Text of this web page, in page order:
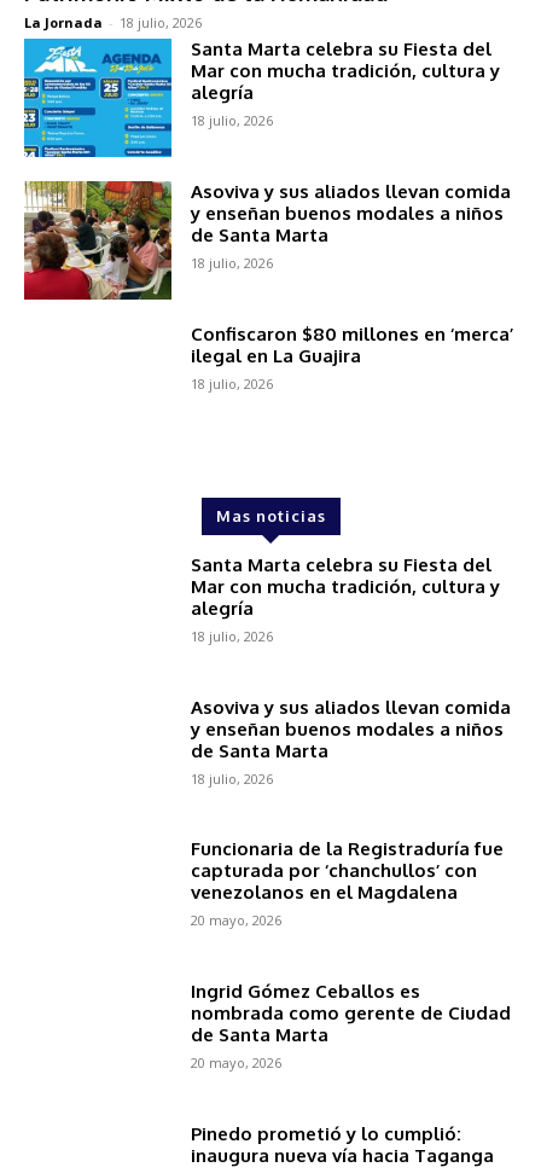
La Jornada - 18 julio, 2026
Santa Marta celebra su Fiesta del
Mar con mucha tradición, cultura y
alegría
18 julio, 2026
Asoviva y sus aliados llevan comida
y enseñan buenos modales a niños
de Santa Marta
18 julio, 2026
Confiscaron $80 millones en ‘merca’
ilegal en La Guajira
18 julio, 2026
Mas noticias
Santa Marta celebra su Fiesta del
Mar con mucha tradición, cultura y
alegría
18 julio, 2026
Asoviva y sus aliados llevan comida
y enseñan buenos modales a niños
de Santa Marta
18 julio, 2026
Funcionaria de la Registraduría fue
capturada por ‘chanchullos’ con
venezolanos en el Magdalena
20 mayo, 2026
Ingrid Gómez Ceballos es
nombrada como gerente de Ciudad
de Santa Marta
20 mayo, 2026
Pinedo prometió y lo cumplió:
inaugura nueva vía hacia Taganga